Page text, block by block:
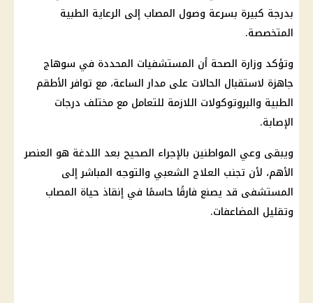
بدرجة كبيرة بسرعة وصول المصاب إلى الرعاية الطبية
المتخصصة.
وتؤكد وزارة الصحة أن المستشفيات المحددة في سوهاج
جاهزة لاستقبال الحالات على مدار الساعة، مع توافر الأطقم
الطبية والبروتوكولات اللازمة للتعامل مع مختلف درجات
الإصابة.
ويبقى وعي المواطنين بالإجراء الصحيح بعد اللدغة هو العنصر
الأهم، لأن تجنب العلاج الشعبي والتوجه المباشر إلى
المستشفى قد يصنع فارقًا حاسمًا في إنقاذ حياة المصاب
وتقليل المضاعفات.